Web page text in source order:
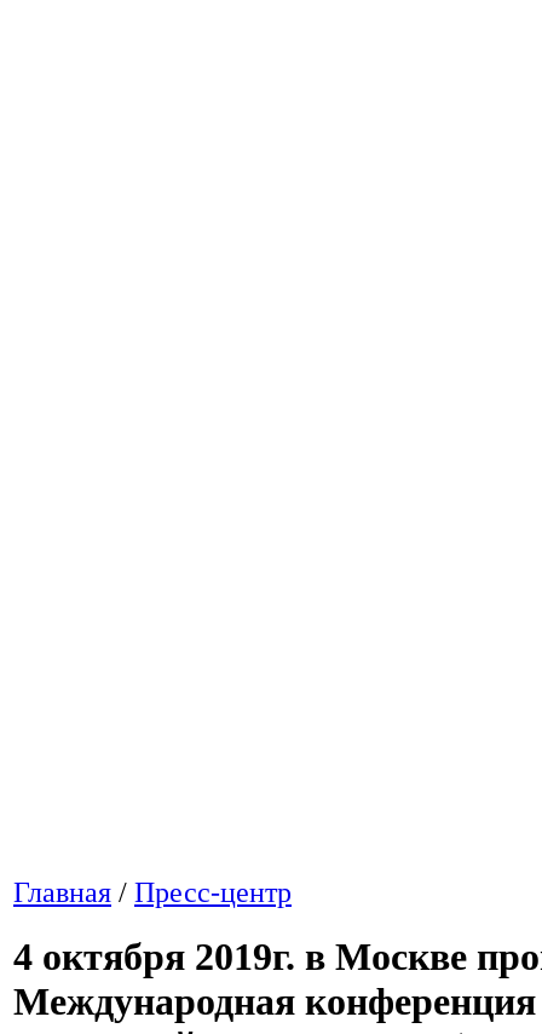
Главная / Пресс-центр
4 октября 2019г. в Москве
Международная